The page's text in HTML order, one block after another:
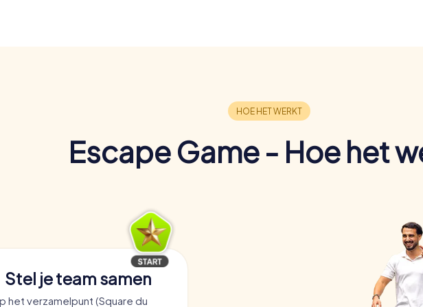
Escape Game - Hoe het
Stel je team samen
het verzamelpunt (Square du